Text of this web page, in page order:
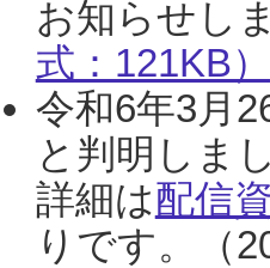
お知らせし
式：121KB）
令和6年3月
と判明しま
詳細は配信
りです。（